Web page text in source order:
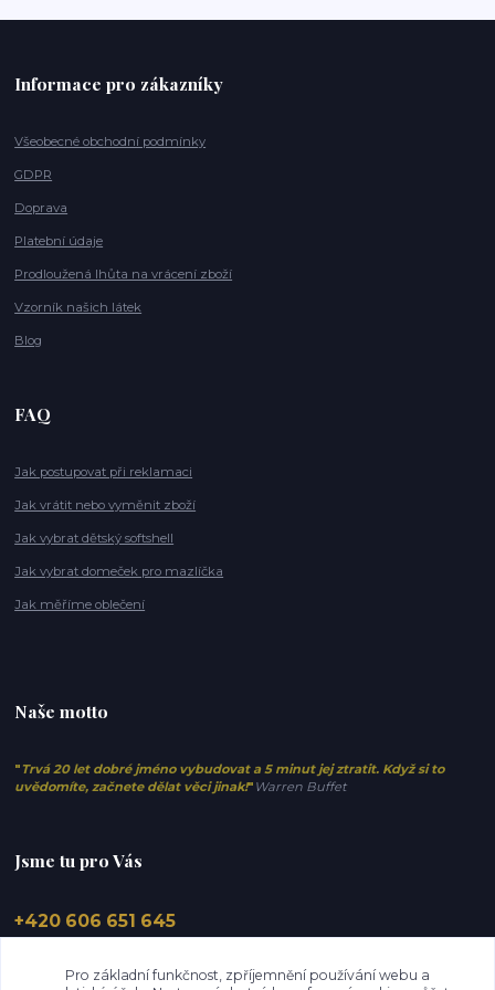
Informace pro zákazníky
Všeobecné obchodní podmínky
GDPR
Doprava
Platební údaje
Prodloužená lhůta na vrácení zboží
Vzorník našich látek
Blog
FAQ
Jak postupovat při reklamaci
Jak vrátit nebo vyměnit zboží
Jak vybrat dětský softshell
Jak vybrat domeček pro mazlíčka
Jak měříme oblečení
Naše motto
" Trvá 20 let dobré jméno vybudovat a 5 minut jej ztratit. Když si to
uvědomíte, začnete dělat věci jinak!" Warren Buffet
Jsme tu pro Vás
+420 606 651 645
info@elfino.cz
Pro základní funkčnost, zpříjemnění používání webu a